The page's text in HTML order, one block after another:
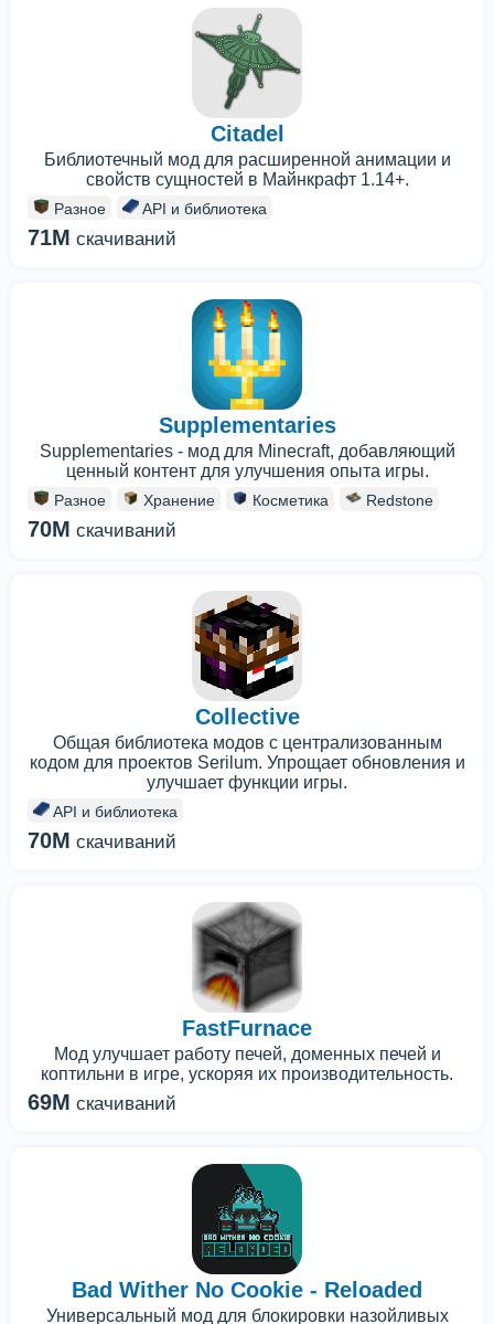
Citadel
Библиотечный мод для расширенной анимации и
свойств сущностей в Майнкрафт 1.14+.
Разное API и библиотека
71M скачиваний
Supplementaries
Supplementaries - мод для Minecraft, добавляющий
ценный контент для улучшения опыта игры.
Разное Хранение Косметика Redstone
70M скачиваний
Collective
Общая библиотека модов с централизованным
кодом для проектов Serilum. Упрощает обновления и
улучшает функции игры.
API и библиотека
70M скачиваний
FastFurnace
Мод улучшает работу печей, доменных печей и
коптильни в игре, ускоряя их производительность.
69M скачиваний
Bad Wither No Cookie - Reloaded
Универсальный мод для блокировки назойливых